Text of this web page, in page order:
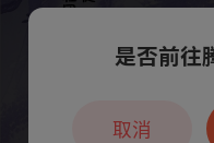
本章节仅支持
是否前往
取消